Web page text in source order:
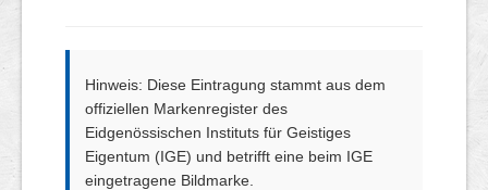
Hinweis: Diese Eintragung stammt aus dem
offiziellen Markenregister des
Eidgenössischen Instituts für Geistiges
Eigentum (IGE) und betrifft eine beim IGE
eingetragene Bildmarke.